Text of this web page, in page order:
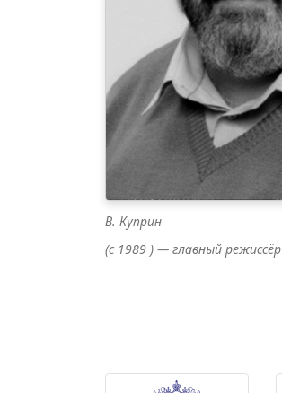
В. Куприн
(с 1989 ) — главный режиссёр